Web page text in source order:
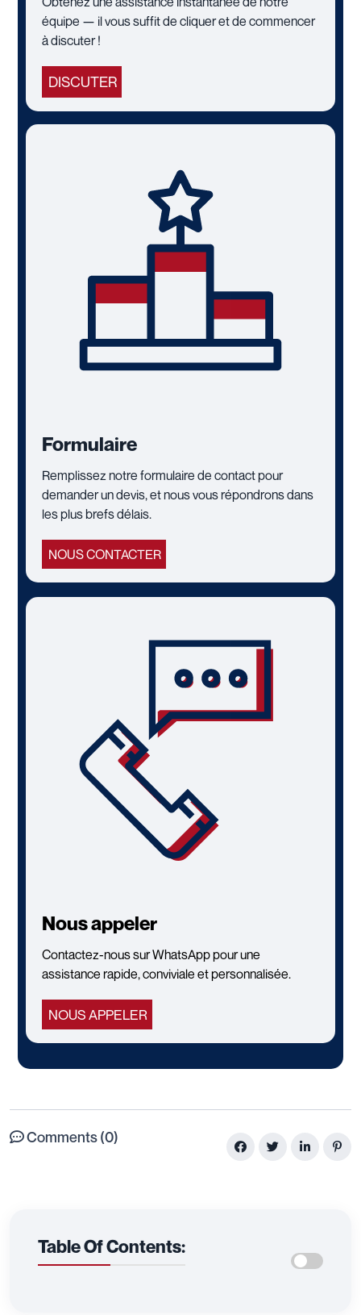
équipe — il vous suffit de cliquer et de commencer
à discuter !
DISCUTER
Formulaire
Remplissez notre formulaire de contact pour
demander un devis, et nous vous répondrons dans
les plus brefs délais.
NOUS CONTACTER
Nous appeler
Contactez-nous sur WhatsApp pour une
assistance rapide, conviviale et personnalisée.
NOUS APPELER
Comments (0)
Table Of Contents: